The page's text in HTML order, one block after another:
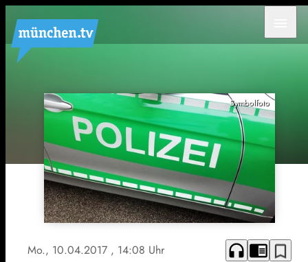
Symbolfoto
Mo., 10.04.2017 , 14:08 Uhr headphones chrome_reader_mode bookmark_border